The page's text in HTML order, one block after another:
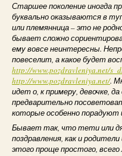
Старшее поколение иногда
буквально оказываются в
или племянница – это не
бывает сложно
ему вовсе неинтересны.
повеселит, а какое будет
http://www.pozdravleniya.net/
http://www.pozdravleniya.net/.
идет о, к примеру, девочке,
предварительно
которые особенно
Бывает так, что тети или
поздравления, как и
этого проще простого,